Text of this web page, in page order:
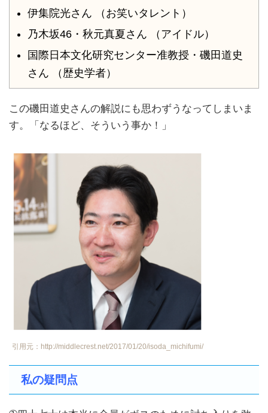
伊集院光さん （お笑いタレント）
乃木坂46・秋元真夏さん （アイドル）
国際日本文化研究センター准教授・磯田道史
さん （歴史学者）
この磯田道史さんの解説にも思わずうなってしまいま
す。「なるほど、そういう事か！」
引用元：http://middlecrest.net/2017/01/20/isoda_michifumi/
私の疑問点